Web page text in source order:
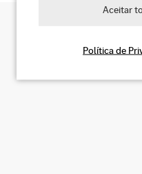
Pesquisar
Aceitar
Política de